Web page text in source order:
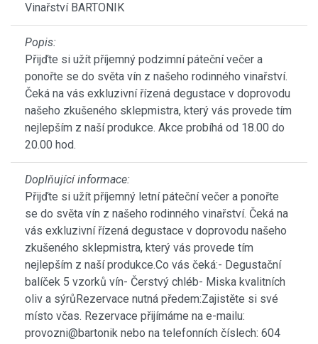
Vinařství BARTONIK
Popis:
Přijďte si užít příjemný podzimní páteční večer a
ponořte se do světa vín z našeho rodinného vinařství.
Čeká na vás exkluzivní řízená degustace v doprovodu
našeho zkušeného sklepmistra, který vás provede tím
nejlepším z naší produkce. Akce probíhá od 18.00 do
20.00 hod.
Doplňující informace:
Přijďte si užít příjemný letní páteční večer a ponořte
se do světa vín z našeho rodinného vinařství. Čeká na
vás exkluzivní řízená degustace v doprovodu našeho
zkušeného sklepmistra, který vás provede tím
nejlepším z naší produkce.Co vás čeká:- Degustační
balíček 5 vzorků vín- Čerstvý chléb- Miska kvalitních
oliv a sýrůRezervace nutná předem:Zajistěte si své
místo včas. Rezervace přijímáme na e-mailu:
provozni@bartonik nebo na telefonních číslech: 604